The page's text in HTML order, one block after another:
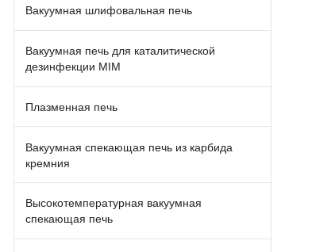
Вакуумная шлифовальная печь
Вакуумная печь для каталитической
дезинфекции MIM
Плазменная печь
Вакуумная спекающая печь из карбида
кремния
Высокотемпературная вакуумная
спекающая печь